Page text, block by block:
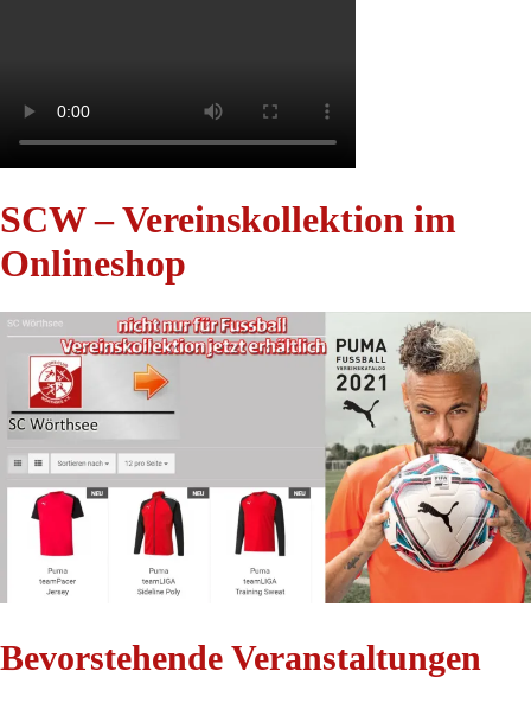
SCW – Vereinskollektion im
Onlineshop
Bevorstehende Veranstaltungen